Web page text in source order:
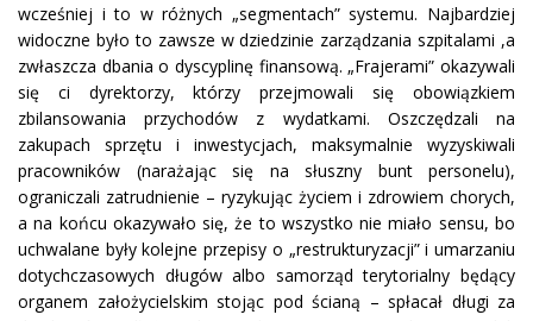
wcześniej i to w różnych „segmentach” systemu. Najbardziej
widoczne było to zawsze w dziedzinie zarządzania szpitalami ,a
zwłaszcza dbania o dyscyplinę finansową. „Frajerami” okazywali
się ci dyrektorzy, którzy przejmowali się obowiązkiem
zbilansowania przychodów z wydatkami. Oszczędzali na
zakupach sprzętu i inwestycjach, maksymalnie wyzyskiwali
pracowników (narażając się na słuszny bunt personelu),
ograniczali zatrudnienie – ryzykując życiem i zdrowiem chorych,
a na końcu okazywało się, że to wszystko nie miało sensu, bo
uchwalane były kolejne przepisy o „restrukturyzacji” i umarzaniu
dotychczasowych długów albo samorząd terytorialny będący
organem założycielskim stojąc pod ścianą – spłacał długi za